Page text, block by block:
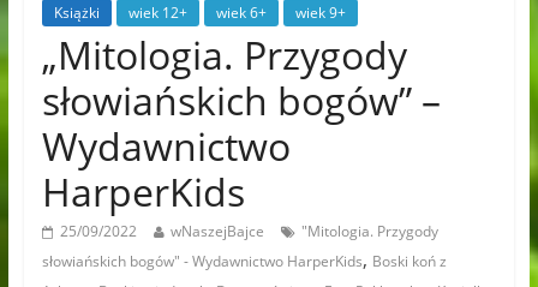
Książki wiek 12+ wiek 6+ wiek 9+
„Mitologia. Przygody
słowiańskich bogów” –
Wydawnictwo
HarperKids
25/09/2022 wNaszejBajce
"Mitologia. Przygody
słowiańskich bogów" - Wydawnictwo HarperKids, Boski koń z